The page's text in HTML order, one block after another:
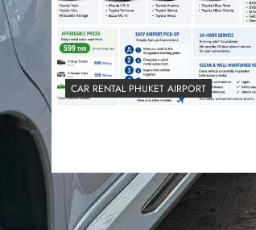
CAR RENTAL PHUKET AIRPORT